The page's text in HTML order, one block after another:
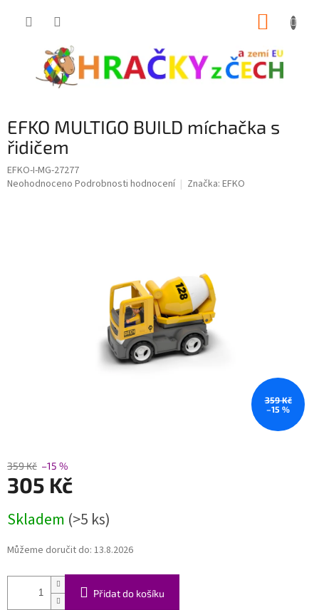
EFKO MULTIGO BUILD míchačka s
řidičem
EFKO-I-MG-27277
Průměrné
Neohodnoceno Podrobnosti hodnocení Značka: EFKO
359 Kč
–15 %
359 Kč –15 %
305 Kč
cena:
Skladem (>5 ks)
Můžeme doručit do: 13.8.2026
Přidat do košíku